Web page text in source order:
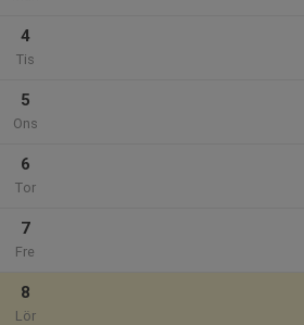
4
Tis
5
Ons
6
Tor
7
Fre
8
Lör